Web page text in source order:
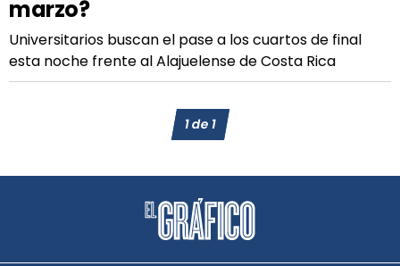
marzo?
Universitarios buscan el pase a los cuartos de final
esta noche frente al Alajuelense de Costa Rica
1de1